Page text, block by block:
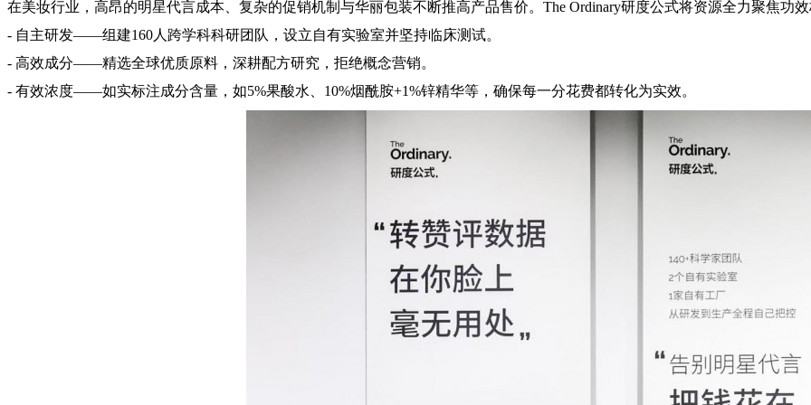
在美妆行业，高昂的明星代言成本、复杂的促销机制与华丽包装不断推高产品售价。The Ordinary研度公式将资源全力聚焦功
- 自主研发——组建160人跨学科科研团队，设立自有实验室并坚持临床测试。
- 高效成分——精选全球优质原料，深耕配方研究，拒绝概念营销。
- 有效浓度——如实标注成分含量，如5%果酸水、10%烟酰胺+1%锌精华等，确保每一分花费都转化为实效。